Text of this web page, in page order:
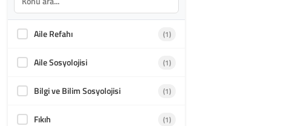
Aile Refahı (1)
Aile Sosyolojisi (1)
Bilgi ve Bilim Sosyolojisi (1)
Fıkıh (1)